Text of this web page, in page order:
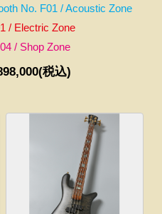
No. F01 / Acoustic Zone
/ Electric Zone
/ Shop Zone
税込)